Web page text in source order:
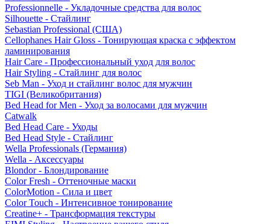
Professionnelle - Укладочные средства для волос
Silhouette - Стайлинг
Sebastian Professional (США)
Cellophanes Hair Gloss - Тонирующая краска с эффектом
ламинирования
Hair Care - Профессиональный уход для волос
Hair Styling - Стайлинг для волос
Seb Man - Уход и стайлинг волос для мужчин
TIGI (Великобритания)
Bed Head for Men - Уход за волосами для мужчин
Catwalk
Bed Head Care - Уходы
Bed Head Style - Стайлинг
Wella Professionals (Германия)
Wella - Аксессуары
Blondor - Блондирование
Color Fresh - Оттеночные маски
ColorMotion - Сила и цвет
Color Touch - Интенсивное тонирование
Creatine+ - Трансформация текстуры